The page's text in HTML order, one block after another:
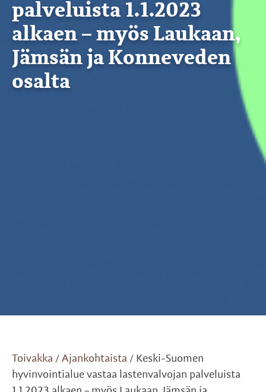
palveluista 1.1.2023
alkaen – myös Laukaan,
Jämsän ja Konneveden
osalta
Toivakka / Ajankohtaista / Keski-Suomen
hyvinvointialue vastaa lastenvalvojan palveluista